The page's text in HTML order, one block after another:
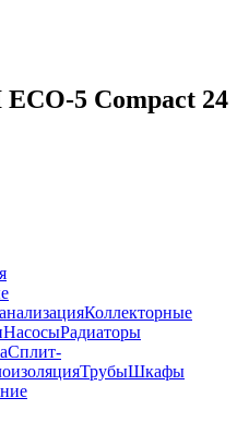
5 Compact 24
Коллекторные
НасосыРадиаторы
Сплит-
ТрубыШкафы